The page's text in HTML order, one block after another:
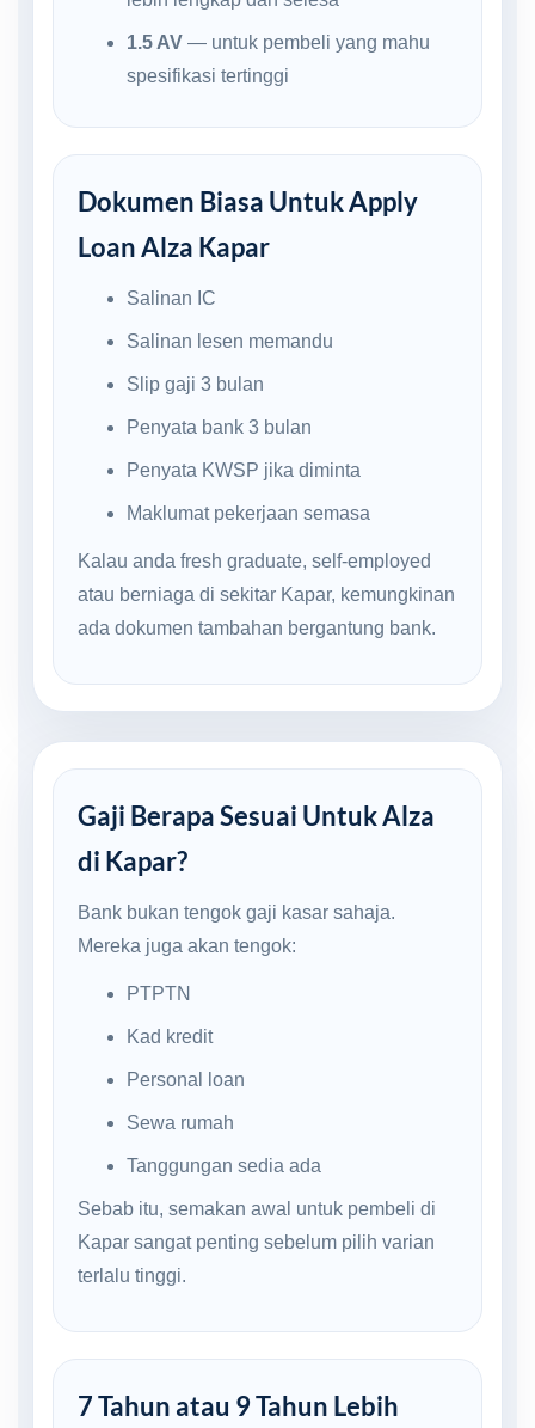
1.5 AV— untuk pembeli yang mahu
spesifikasi tertinggi
Dokumen Biasa Untuk Apply
Loan Alza Kapar
Salinan IC
Salinan lesen memandu
Slip gaji 3 bulan
Penyata bank 3 bulan
Penyata KWSP jika diminta
Maklumat pekerjaan semasa
Kalau anda fresh graduate, self-employed
atau berniaga di sekitar Kapar, kemungkinan
ada dokumen tambahan bergantung bank.
Gaji Berapa Sesuai Untuk Alza
di Kapar?
Bank bukan tengok gaji kasar sahaja.
Mereka juga akan tengok:
PTPTN
Kad kredit
Personal loan
Sewa rumah
Tanggungan sedia ada
Sebab itu, semakan awal untuk pembeli di
Kapar sangat penting sebelum pilih varian
terlalu tinggi.
7 Tahun atau 9 Tahun Lebih